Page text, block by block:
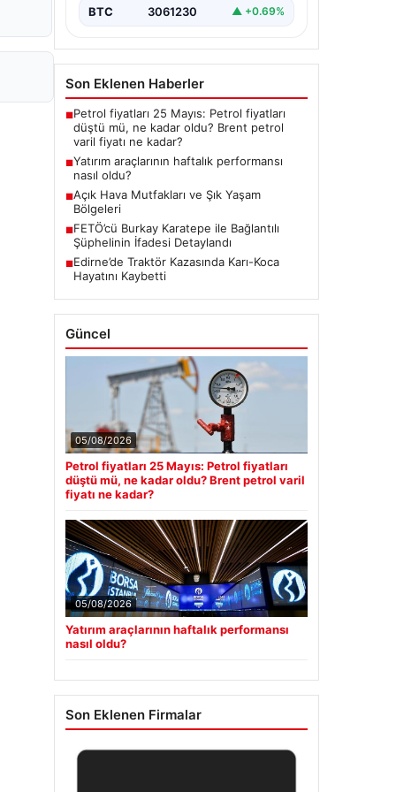
BTC 3061230 ▲ +0.69%
Son Eklenen Haberler
■Petrol fiyatları 25 Mayıs: Petrol fiyatları
düştü mü, ne kadar oldu? Brent petrol
varil fiyatı ne kadar?
■Yatırım araçlarının haftalık performansı
nasıl oldu?
■Açık Hava Mutfakları ve Şık Yaşam
Bölgeleri
■FETÖ’cü Burkay Karatepe ile Bağlantılı
Şüphelinin İfadesi Detaylandı
■Edirne’de Traktör Kazasında Karı-Koca
Hayatını Kaybetti
Güncel
05/08/2026
Petrol fiyatları 25 Mayıs: Petrol fiyatları
düştü mü, ne kadar oldu? Brent petrol varil
fiyatı ne kadar?
05/08/2026
Yatırım araçlarının haftalık performansı
nasıl oldu?
Son Eklenen Firmalar